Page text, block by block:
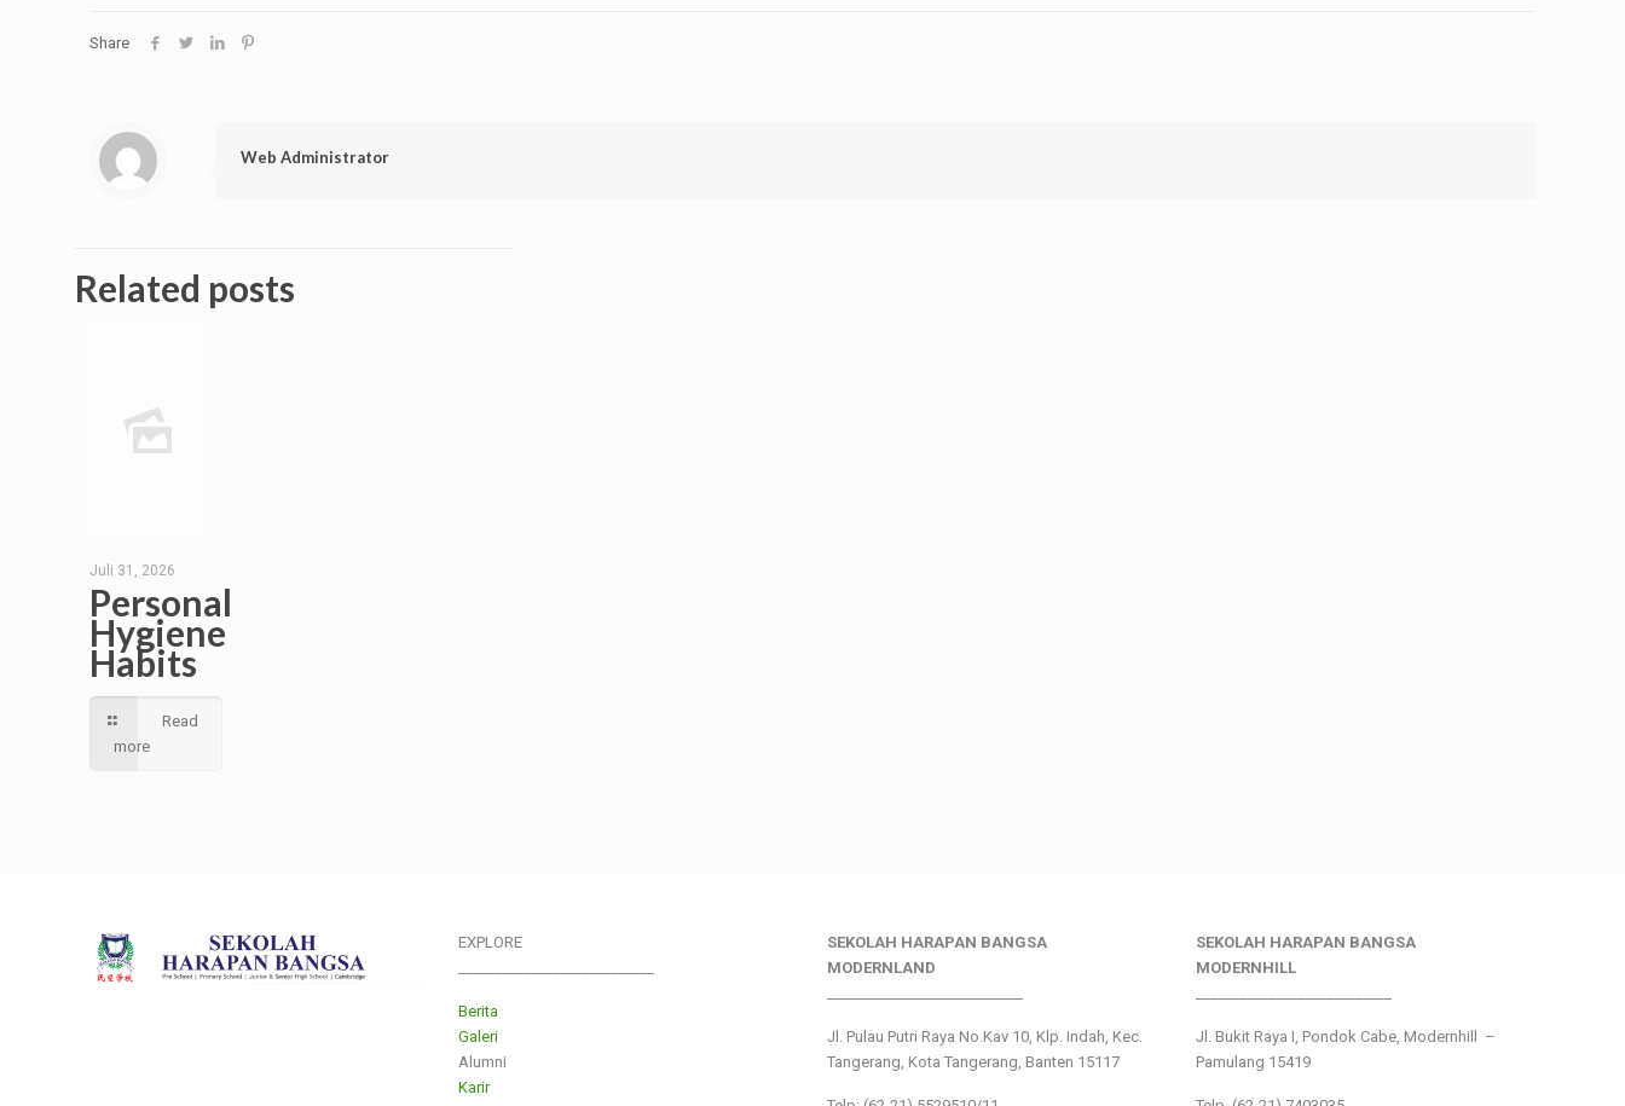
Share
Web Administrator
Related posts
Juli 31, 2026
Personal
Hygiene
Habits
Read
more
EXPLORE
Berita
Galeri
Alumni
Karir
SEKOLAH HARAPAN BANGSA
MODERNLAND
Jl. Pulau Putri Raya No.Kav 10, Klp. Indah, Kec.
Tangerang, Kota Tangerang, Banten 15117
SEKOLAH HARAPAN BANGSA
MODERNHILL
Jl. Bukit Raya I, Pondok Cabe, Modernhill –
Pamulang 15419